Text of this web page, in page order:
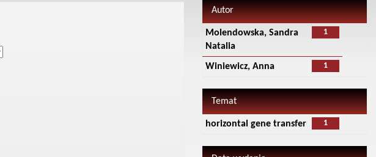
Autor
1
Molendowska, Sandra
Natalia
1
Winiewicz, Anna
Temat
1
horizontal gene transfer